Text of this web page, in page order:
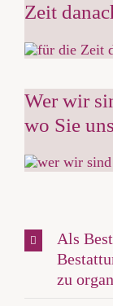
Zeit
Wer wir
wo Sie
Als
zu